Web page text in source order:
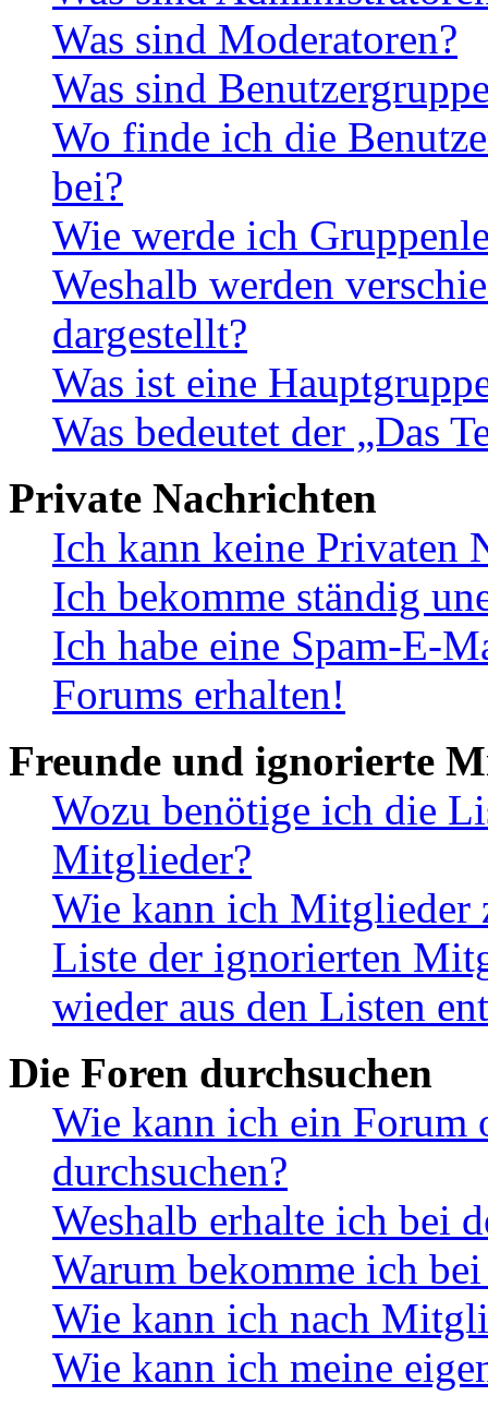
Was sind Moderatoren?
Was sind
Wo finde ich die
bei?
Wie werde ich
Weshalb werden
dargestellt?
Was ist eine
Was bedeutet der „Das
Private Nachrichten
Ich kann keine Privaten
Ich bekomme ständig
Ich habe eine Spam-E-
Forums erhalten!
Freunde und ignorierte
Wozu benötige ich die
Mitglieder?
Wie kann ich Mitglieder
Liste der ignorierten
wieder aus den Listen
Die Foren durchsuchen
Wie kann ich ein Forum
durchsuchen?
Weshalb erhalte ich bei
Warum bekomme ich
Wie kann ich nach
Wie kann ich meine